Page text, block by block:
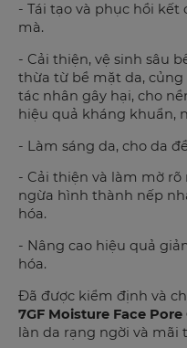
- Tái tạo và phục hồi
mà.
- Cải thiện, vệ sinh sâu
thừa từ bề mặt da, củng
tác nhân gây hại, cho
hiệu quả kháng khuẩn,
- Làm sáng da, cho da
- Cải thiện và làm mờ
ngừa hình thành nếp
hóa.
- Nâng cao hiệu quả
hóa.
Đã được kiểm định và
7GF Moisture Face
làn da rạng ngời và mãi